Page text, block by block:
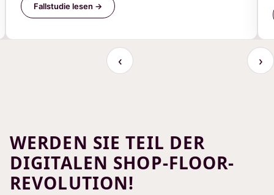
‹
Fallstudie lesen →
›
WERDEN SIE TEIL DER
DIGITALEN SHOP-FLOOR-
REVOLUTION!